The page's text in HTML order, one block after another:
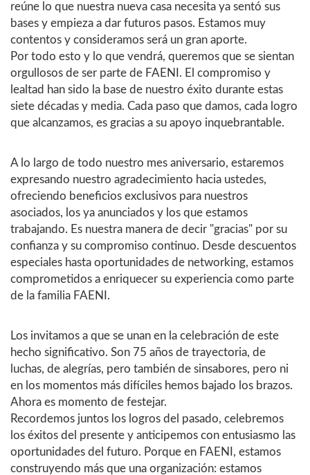
reúne lo que nuestra nueva casa necesita ya sentó sus
bases y empieza a dar futuros pasos. Estamos muy
contentos y consideramos será un gran aporte.
Por todo esto y lo que vendrá, queremos que se sientan
orgullosos de ser parte de FAENI. El compromiso y
lealtad han sido la base de nuestro éxito durante estas
siete décadas y media. Cada paso que damos, cada logro
que alcanzamos, es gracias a su apoyo inquebrantable.
A lo largo de todo nuestro mes aniversario, estaremos
expresando nuestro agradecimiento hacia ustedes,
ofreciendo beneficios exclusivos para nuestros
asociados, los ya anunciados y los que estamos
trabajando. Es nuestra manera de decir "gracias" por su
confianza y su compromiso continuo. Desde descuentos
especiales hasta oportunidades de networking, estamos
comprometidos a enriquecer su experiencia como parte
de la familia FAENI.
Los invitamos a que se unan en la celebración de este
hecho significativo. Son 75 años de trayectoria, de
luchas, de alegrías, pero también de sinsabores, pero ni
en los momentos más difíciles hemos bajado los brazos.
Ahora es momento de festejar.
Recordemos juntos los logros del pasado, celebremos
los éxitos del presente y anticipemos con entusiasmo las
oportunidades del futuro. Porque en FAENI, estamos
construyendo más que una organización: estamos